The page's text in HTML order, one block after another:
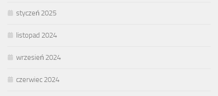
styczeń 2025
listopad 2024
wrzesień 2024
czerwiec 2024